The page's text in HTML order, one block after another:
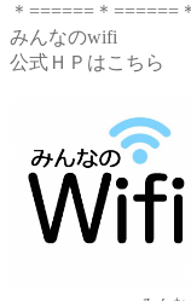
＊======＊======
みんなのwifi
公式ＨＰはこちら